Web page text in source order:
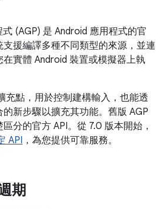
(AGP) 是 Android 應用程式的官
援編譯多種不同類型的來源，並連
實體 Android 裝置或模擬器上執
充點，用於控制建構輸入，也能透
新步驟以擴充其功能。舊版 AGP
分的官方 API。從 7.0 版本開始，
API ，為您提供可靠服務。
期